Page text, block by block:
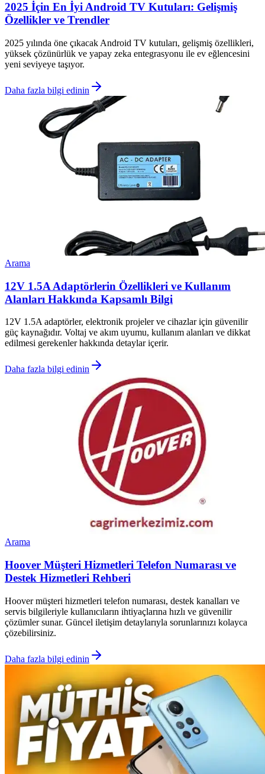
2025 İçin En İyi Android TV Kutuları: Gelişmiş
Özellikler ve Trendler
2025 yılında öne çıkacak Android TV kutuları, gelişmiş özellikleri,
yüksek çözünürlük ve yapay zeka entegrasyonu ile ev eğlencesini
yeni seviyeye taşıyor.
Daha fazla bilgi edinin
Arama
12V 1.5A Adaptörlerin Özellikleri ve Kullanım
Alanları Hakkında Kapsamlı Bilgi
12V 1.5A adaptörler, elektronik projeler ve cihazlar için güvenilir
güç kaynağıdır. Voltaj ve akım uyumu, kullanım alanları ve dikkat
edilmesi gerekenler hakkında detaylar içerir.
Daha fazla bilgi edinin
Arama
Hoover Müşteri Hizmetleri Telefon Numarası ve
Destek Hizmetleri Rehberi
Hoover müşteri hizmetleri telefon numarası, destek kanalları ve
servis bilgileriyle kullanıcıların ihtiyaçlarına hızlı ve güvenilir
çözümler sunar. Güncel iletişim detaylarıyla sorunlarınızı kolayca
çözebilirsiniz.
Daha fazla bilgi edinin